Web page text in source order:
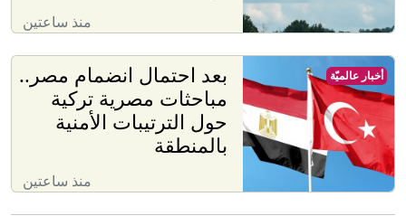
منذ ساعتين
بعد احتمال انضمام مصر..
مباحثات مصرية تركية
حول الترتيبات الأمنية
بالمنطقة
منذ ساعتين
أخبار عالميّة